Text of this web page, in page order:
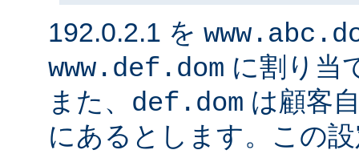
192.0.2.1 を
www.def.dom に割り当
また、 def.dom は顧客
にあるとします。この